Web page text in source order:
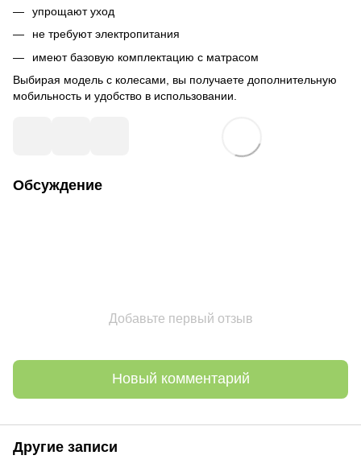
упрощают уход
не требуют электропитания
имеют базовую комплектацию с матрасом
Выбирая модель с колесами, вы получаете дополнительную
мобильность и удобство в использовании.
Обсуждение
Добавьте первый отзыв
Новый комментарий
Другие записи